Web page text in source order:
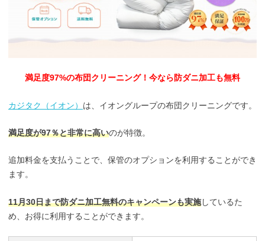
満足度97%の布団クリーニング！今なら防ダニ加工も無料
カジタク（イオン） は、イオングループの布団クリーニングです。
満足度が97％と非常に高いのが特徴。
追加料金を支払うことで、保管のオプションを利用することができ
ます。
11月30日まで防ダニ加工無料のキャンペーンも実施しているた
め、お得に利用することができます。